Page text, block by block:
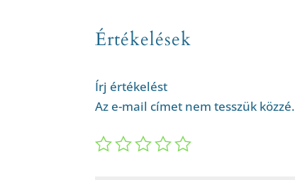
Értékelések
Írj értékelést
Az e-mail címet nem tesszük közzé.